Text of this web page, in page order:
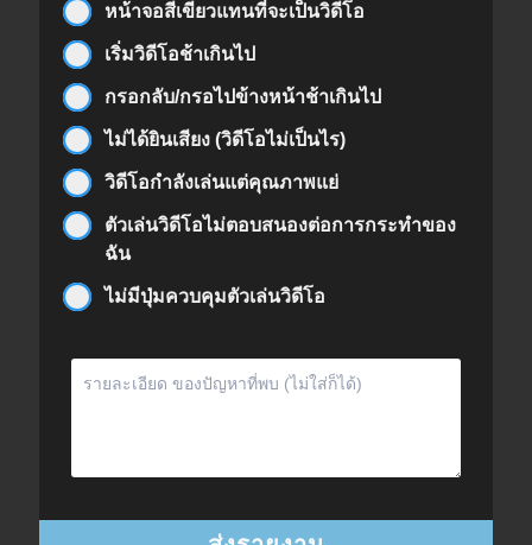
หน้าจอสีเขียวแทนที่จะเป็นวิดีโอ
เริ่มวิดีโอช้าเกินไป
กรอกลับ/กรอไปข้างหน้าช้าเกินไป
ไม่ได้ยินเสียง (วิดีโอไม่เป็นไร)
วิดีโอกำลังเล่นแต่คุณภาพแย่
ตัวเล่นวิดีโอไม่ตอบสนองต่อการกระทำของ
ฉัน
ไม่มีปุ่มควบคุมตัวเล่นวิดีโอ